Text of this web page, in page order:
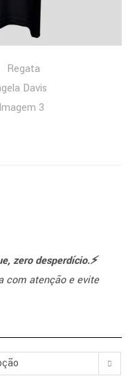
zero desperdício.⚡️
com atenção e evite